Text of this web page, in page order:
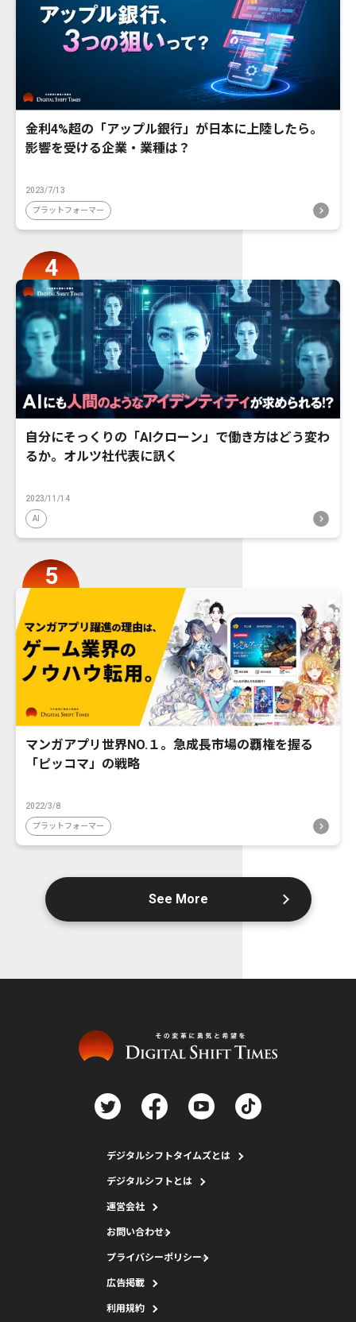
金利4%超の「アップル銀行」が日本に上陸したら。
影響を受ける企業・業種は？
2023/7/13
プラットフォーマー
自分にそっくりの「AIクローン」で働き方はどう変わ
るか。オルツ社代表に訊く
2023/11/14
AI
マンガアプリ世界NO.１。急成長市場の覇権を握る
「ピッコマ」の戦略
2022/3/8
プラットフォーマー
See More
デジタルシフトタイムズとは
デジタルシフトとは
運営会社
お問い合わせ
プライバシーポリシー
広告掲載
利用規約